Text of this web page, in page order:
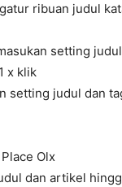
ribuan judul
setting
x klik
setting judul dan
Olx
dan artikel